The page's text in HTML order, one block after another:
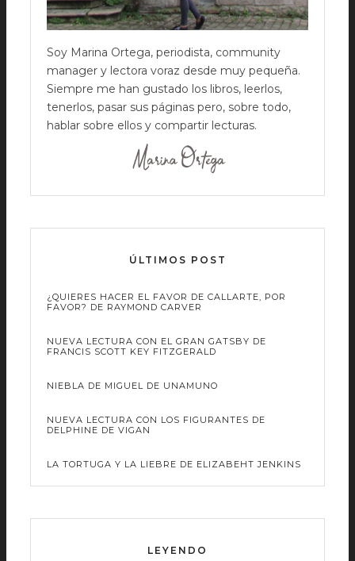
Soy Marina Ortega, periodista, community
manager y lectora voraz desde muy pequeña.
Siempre me han gustado los libros, leerlos,
tenerlos, pasar sus páginas pero, sobre todo,
hablar sobre ellos y compartir lecturas.
ÚLTIMOS POST
¿QUIERES HACER EL FAVOR DE CALLARTE, POR
FAVOR? DE RAYMOND CARVER
NUEVA LECTURA CON EL GRAN GATSBY DE
FRANCIS SCOTT KEY FITZGERALD
NIEBLA DE MIGUEL DE UNAMUNO
NUEVA LECTURA CON LOS FIGURANTES DE
DELPHINE DE VIGAN
LA TORTUGA Y LA LIEBRE DE ELIZABEHT JENKINS
LEYENDO